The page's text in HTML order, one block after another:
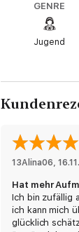
"Fallender
Dieses Buch
GENRE
Jugend
13Alina06,
Hat mehr
Ich bin zufällig
ich kann mich
glücklich